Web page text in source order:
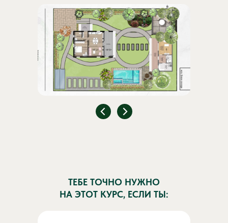
ТЕБЕ ТОЧНО НУЖНО
НА ЭТОТ КУРС, ЕСЛИ ТЫ: